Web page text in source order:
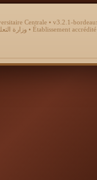
Établissement accrédité • وزارة التعليم العالي